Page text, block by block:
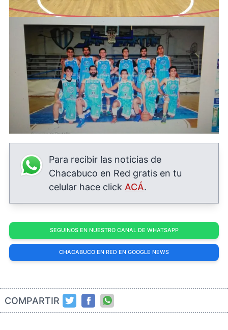
Para recibir las noticias de
Chacabuco en Red gratis en tu
celular hace click ACÁ.
SEGUINOS EN NUESTRO CANAL DE WHATSAPP
CHACABUCO EN RED EN GOOGLE NEWS
COMPARTIR